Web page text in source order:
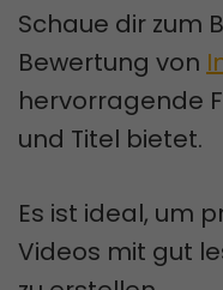
Schaue dir zum
Bewertung von
hervorragende
und Titel bietet.
Es ist ideal, um
Videos mit gut